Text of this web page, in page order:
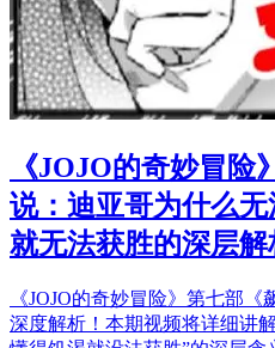
《JOJO的奇妙冒险
说：迪亚哥为什么
就无法获胜的深层解
《JOJO的奇妙冒险》第七部
深度解析！本期视频将详细讲